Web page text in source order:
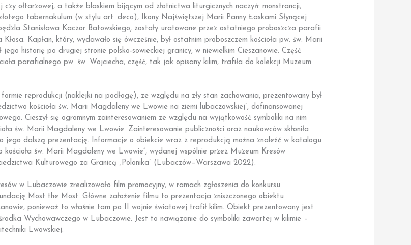
ołtarzowej, a także blaskiem bijącym od złotnictwa liturgicznych naczyń: monstrancji,
tabernakulum (w stylu art. deco), Ikony Najświętszej Marii Panny Łaskami Słynącej
Stanisława Kaczor Batowskiego, zostały uratowane przez ostatniego proboszcza parafii
Kapłan, który, wydawało się ówcześnie, był ostatnim proboszczem kościoła pw. św. Marii
historię po drugiej stronie polsko-sowieckiej granicy, w niewielkim Cieszanowie. Część
parafialnego pw. św. Wojciecha, część, tak jak opisany kilim, trafiła do kolekcji Muzeum
reprodukcji (naklejki na podłogę), ze względu na zły stan zachowania, prezentowany był
kościoła św. Marii Magdaleny we Lwowie na ziemi lubaczowskiej”, dofinansowanej
Cieszył się ogromnym zainteresowaniem ze względu na wyjątkowość symboliki na nim
św. Marii Magdaleny we Lwowie. Zainteresowanie publiczności oraz naukowców skłoniła
jego dalszą prezentację. Informacje o obiekcie wraz z reprodukcją można znaleźć w katalogu
św. Marii Magdaleny we Lwowie”, wydanej wspólnie przez Muzeum Kresów
Kulturowego za Granicą „Polonika” (Lubaczów–Warszawa 2022).
w Lubaczowie zrealizowało film promocyjny, w ramach zgłoszenia do konkursu
Most the Most. Główne założenie filmu to prezentacja zniszczonego obiektu
ponieważ to właśnie tam po II wojnie światowej trafił kilim. Obiekt prezentowany jest
Wychowawczego w Lubaczowie. Jest to nawiązanie do symboliki zawartej w kilimie –
Lwowskiej.